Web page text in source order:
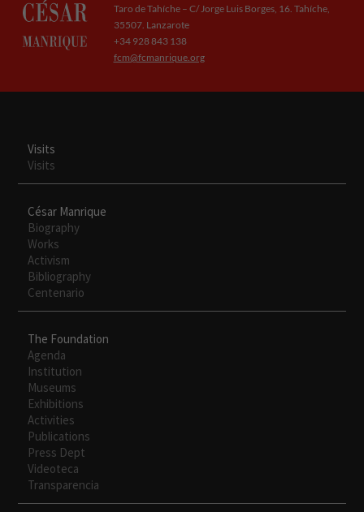
Taro de Tahíche – C/ Jorge Luis Borges, 16. Tahíche,
35507. Lanzarote
+34 928 843 138
fcm@fcmanrique.org
Visits
Visits
César Manrique
Biography
Works
Activism
Bibliography
Centenario
The Foundation
Agenda
Institution
Museums
Exhibitions
Activities
Publications
Press Dept
Videoteca
Transparencia